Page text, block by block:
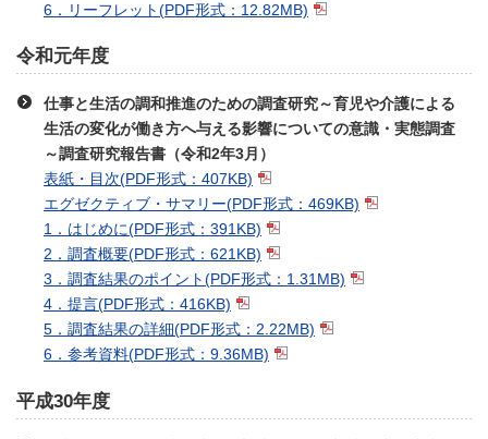
6．リーフレット (PDF形式：12.82MB)
令和元年度
仕事と生活の調和推進のための調査研究～育児や介護による
生活の変化が働き方へ与える影響についての意識・実態調査
～調査研究報告書（令和2年3月）
表紙・目次(PDF形式：407KB)
エグゼクティブ・サマリー(PDF形式：469KB)
1．はじめに(PDF形式：391KB)
2．調査概要(PDF形式：621KB)
3．調査結果のポイント (PDF形式：1.31MB)
4．提言(PDF形式：416KB)
5．調査結果の詳細(PDF形式：2.22MB)
6．参考資料(PDF形式：9.36MB)
平成30年度